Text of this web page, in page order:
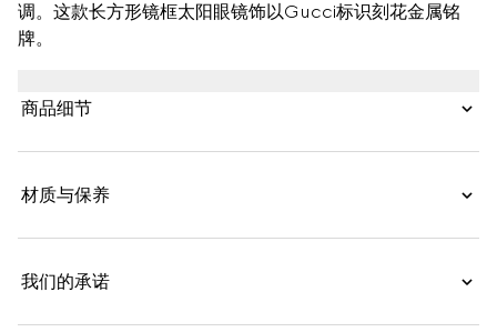
调。这款长方形镜框太阳眼镜饰以Gucci标识刻花金属铭
牌。
商品细节
材质与保养
我们的承诺